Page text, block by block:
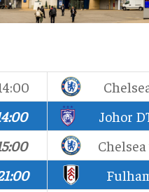
Johor
Chelsea